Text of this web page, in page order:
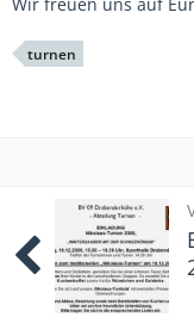
turnen